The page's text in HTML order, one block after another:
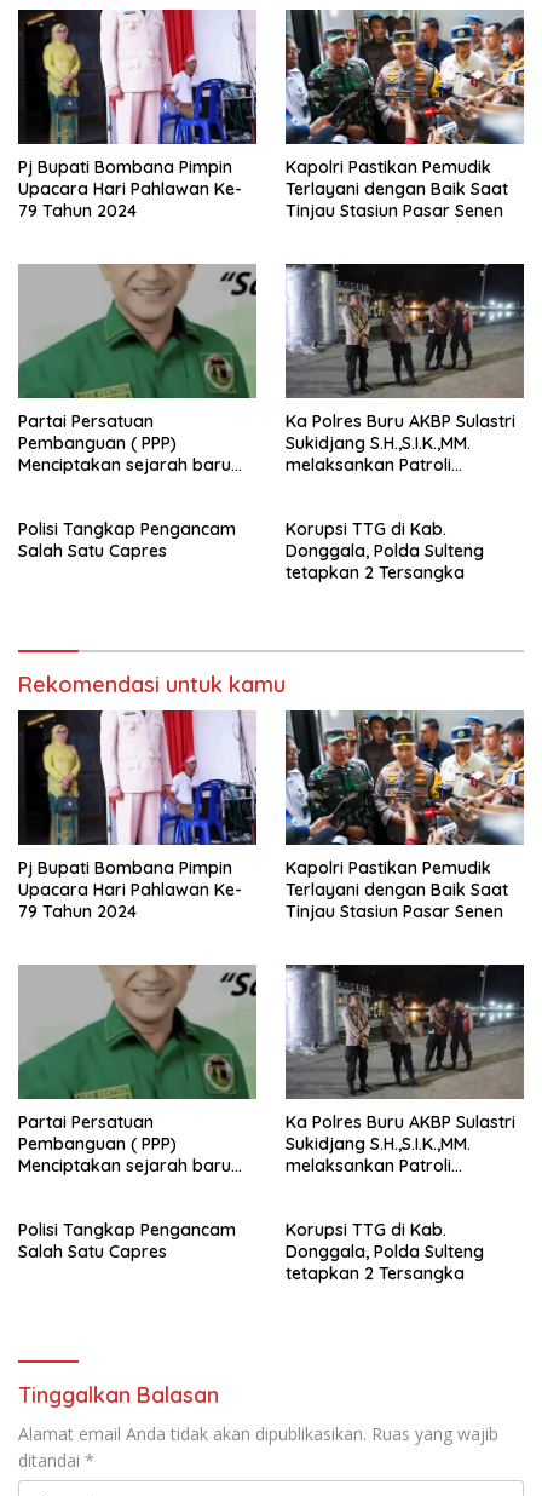
Pj Bupati Bombana Pimpin
Upacara Hari Pahlawan Ke-
79 Tahun 2024
Kapolri Pastikan Pemudik
Terlayani dengan Baik Saat
Tinjau Stasiun Pasar Senen
Partai Persatuan
Pembanguan ( PPP)
Menciptakan sejarah baru
Buru (Namlea).
Ka Polres Buru AKBP Sulastri
Sukidjang S.H.,S.I.K.,MM.
melaksankan Patroli
Polisi Tangkap Pengancam
Salah Satu Capres
Korupsi TTG di Kab.
Donggala, Polda Sulteng
tetapkan 2 Tersangka
Rekomendasi untuk kamu
Pj Bupati Bombana Pimpin
Upacara Hari Pahlawan Ke-
79 Tahun 2024
Kapolri Pastikan Pemudik
Terlayani dengan Baik Saat
Tinjau Stasiun Pasar Senen
Partai Persatuan
Pembanguan ( PPP)
Menciptakan sejarah baru
Buru (Namlea).
Ka Polres Buru AKBP Sulastri
Sukidjang S.H.,S.I.K.,MM.
melaksankan Patroli
Polisi Tangkap Pengancam
Salah Satu Capres
Korupsi TTG di Kab.
Donggala, Polda Sulteng
tetapkan 2 Tersangka
Tinggalkan Balasan
Alamat email Anda tidak akan dipublikasikan. Ruas yang wajib
ditandai *